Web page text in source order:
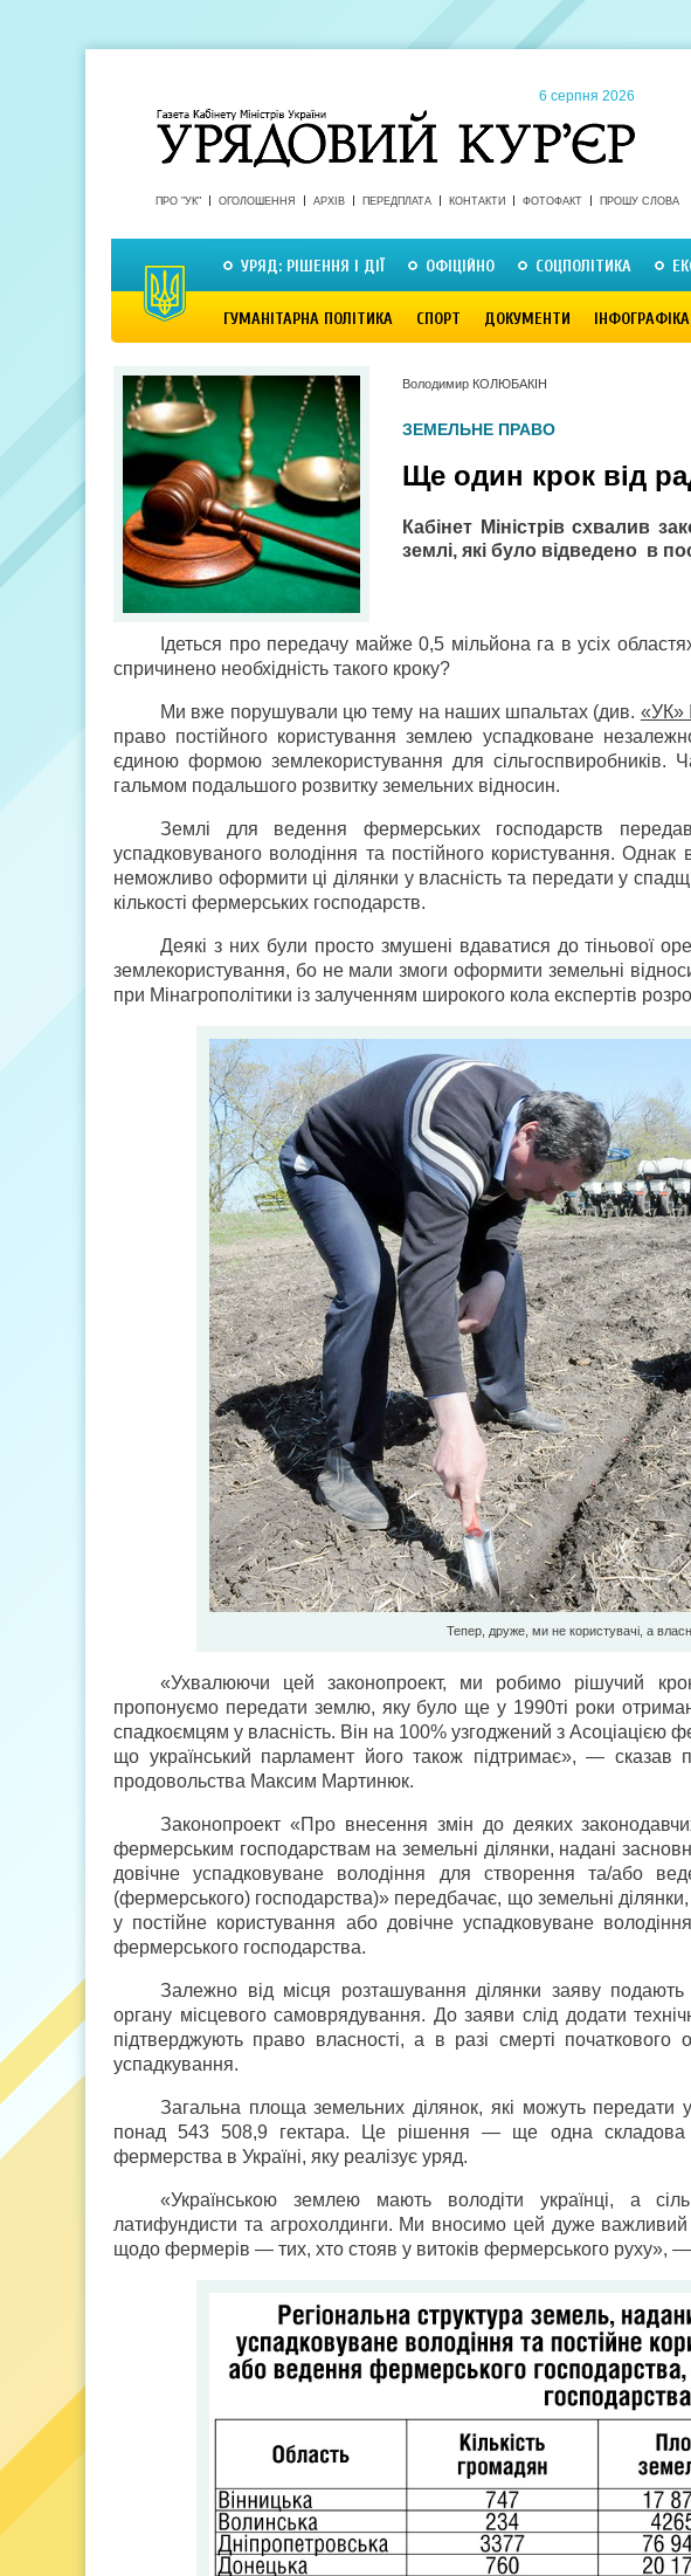
6 серпня 2026
ПРО "УК" ОГОЛОШЕННЯ АРХІВ ПЕРЕДПЛАТА КОНТАКТИ ФОТОФАКТ ПРОШУ СЛОВА
УРЯД: РІШЕННЯ І ДІЇ ОФІЦІЙНО СОЦПОЛІТИКА
ГУМАНІТАРНА ПОЛІТИКА СПОРТ ДОКУМЕНТИ ІНФОГРАФІКА
Володимир КОЛЮБАКІН
ЗЕМЕЛЬНЕ ПРАВО
Ще один крок від
Кабінет Міністрів схвалив
землі, які було відведено в
Ідеться про передачу майже 0,5 мільйона га в усіх
спричинено необхідність такого кроку?
Ми вже порушували цю тему на наших шпальтах (див. «УК»
право постійного користування землею успадковане
єдиною формою землекористування для сільгоспвиробників.
гальмом подальшого розвитку земельних відносин.
Землі для ведення фермерських господарств
успадковуваного володіння та постійного користування.
неможливо оформити ці ділянки у власність та передати у
кількості фермерських господарств.
Деякі з них були просто змушені вдаватися до тіньової
землекористування, бо не мали змоги оформити земельні
при Мін­агрополітики із залученням широкого кола експертів
Тепер, друже, ми не користувачі, а
«Ухвалюючи цей законопроект, ми робимо рішучий
пропонуємо передати землю, яку було ще у 1990ті роки
спадкоємцям у власність. Він на 100% узгоджений з Асоціацією
що український парламент його також підтримає», — сказав
продовольства Максим Мартинюк.
Законопроект «Про внесення змін до деяких
фермерським господарствам на земельні ділянки, надані
довічне успадковуване володіння для створення та/або
(фермерського) господарства)» передбачає, що земельні
у постійне користування або довічне успадковуване
фермерського господарства.
Залежно від місця розташування ділянки заяву
органу місцевого самоврядування. До заяви слід додати
підтверджують право власності, а в разі смерті
успадкування.
Загальна площа земельних ділянок, які можуть передати
понад 543 508,9 гектара. Це рішення — ще одна складова
фермерства в Україні, яку реалізує уряд.
«Українською землею мають володіти українці, а
латифундисти та агрохолдинги. Ми вносимо цей дуже важливий
щодо фермерів — тих, хто стояв у витоків фермерського руху»,